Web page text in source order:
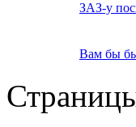
ЗАЗ-у
Вам бы